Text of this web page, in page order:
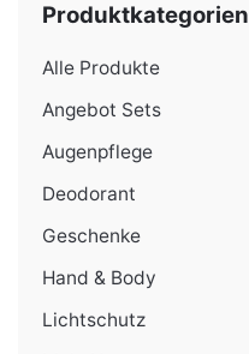
Produktkategorien
Alle Produkte
Angebot Sets
Augenpflege
Deodorant
Geschenke
Hand & Body
Lichtschutz